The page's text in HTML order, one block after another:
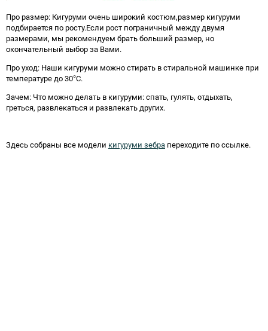
Про размер: Кигуруми очень широкий костюм,размер кигуруми
подбирается по росту.Если рост пограничный между двумя
размерами, мы рекомендуем брать больший размер, но
окончательный выбор за Вами.
Про уход: Наши кигуруми можно стирать в стиральной машинке при
температуре до 30°C.
Зачем: Что можно делать в кигуруми: спать, гулять, отдыхать,
греться, развлекаться и развлекать других.
Здесь собраны все модели кигуруми зебра переходите по ссылке.